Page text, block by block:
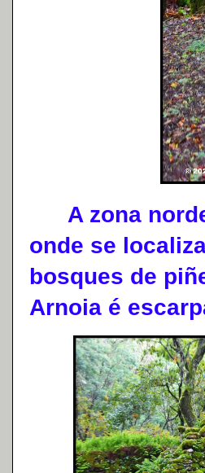
A zona
onde se
bosques de
Arnoia é